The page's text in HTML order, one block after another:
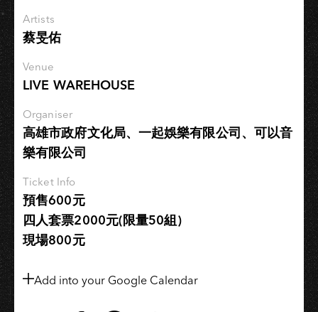
Artists
蔡旻佑
Venue
LIVE WAREHOUSE
Organiser
高雄市政府文化局、一起娛樂有限公司、可以音
樂有限公司
Ticket Info
預售600元
四人套票2000元(限量50組)
現場800元
Add into your Google Calendar